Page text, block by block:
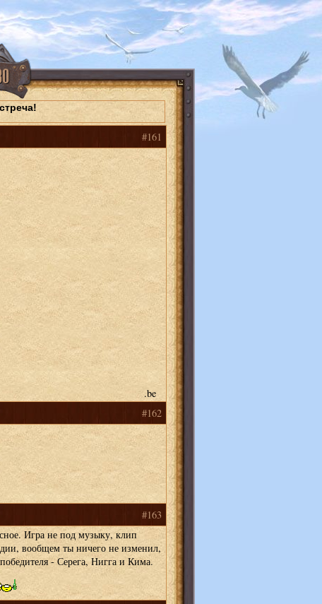
#161
.be
#162
#163
Игра не под музыку, клип
вообщем ты ничего не изменил,
- Серега, Нигга и Кима.